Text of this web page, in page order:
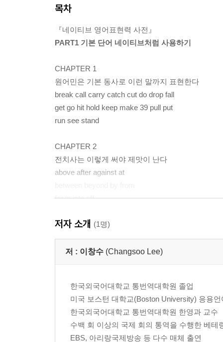
목차
『네이티브 영어표현력 사전』
PART1 기본 단어 네이티브처럼 사용하기
CHAPTER 1
원어민은 기본 동사로 이런 말까지 표현한다
break call carry catch cut do drop fall
get go hit hold keep make 39 pull put
run see stand
CHAPTER 2
전치사는 이렇게 써야 제맛이 난다
above after against at
for in into off
to under with without
CHAPTER 3
down in off out
on over through up
CHAPTER 4
저자 소개 (1명)
저 : 이창수 (Changsoo Lee)
한국외국어대학교 통번역대학원 졸업
미국 보스턴 대학교(Boston University) 응용
한국외국어대학교 통번역대학원 한영과 교수
수백 회 이상의 국제 회의 통역을 수행한 베테
EBS, 아리랑국제방송 등 다수 매체 출연